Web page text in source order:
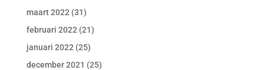
maart 2022 (31)
februari 2022 (21)
januari 2022 (25)
december 2021 (25)